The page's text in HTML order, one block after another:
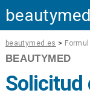
beautymed.es >
BEAUTYMED
Solicitud